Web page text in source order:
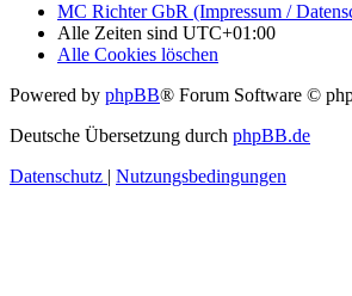
MC Richter GbR (Impressum /
Alle Zeiten sind UTC+01:00
Alle Cookies löschen
Powered by phpBB® Forum Software ©
Deutsche Übersetzung durch phpBB.de
Datenschutz
Nutzungsbedingungen